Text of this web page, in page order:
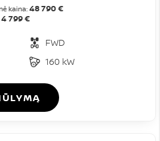
kaina: 48 790 €
4 799 €
FWD
160 kW